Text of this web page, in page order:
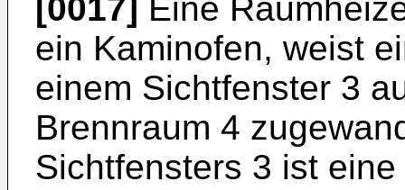
[0017] Eine
ein Kaminofen, weist
einem Sichtfenster 3
Brennraum 4
Sichtfensters 3 ist